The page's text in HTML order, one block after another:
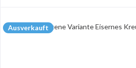
Ausverkauft